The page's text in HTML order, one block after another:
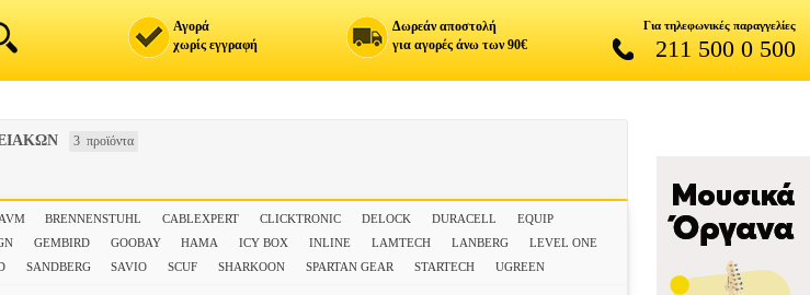
Αγορά
χωρίς εγγραφή
Δωρεάν αποστολή
για αγορές άνω των 90€
Για τηλεφωνικές παραγγελίες
211 500 0 500
3 προϊόντα
AVM BRENNENSTUHL CABLEXPERT CLICKTRONIC DELOCK DURACELL
EQUIP
GEMBIRD GOOBAY HAMA ICY BOX INLINE LAMTECH LANBERG
LEVEL ONE
SANDBERG SAVIO SCUF SHARKOON SPARTAN GEAR STARTECH UGREEN